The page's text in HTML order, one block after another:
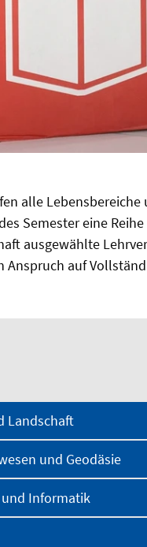
alle
Semester eine
ausgewählte
Anspruch auf
Landschaft
und Geodäsie
Informatik